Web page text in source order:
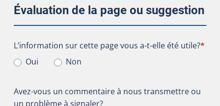
Évaluation de la page ou suggestion
L’information sur cette page vous a-t-elle été utile?
L’information sur cette page vous a-t-elle été utile?*
Oui
Non
Avez-vous un commentaire à nous transmettre ou
un problème à signaler?